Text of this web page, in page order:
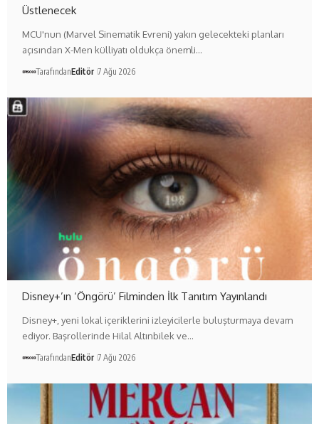
Üstlenecek
MCU'nun (Marvel Sinematik Evreni) yakın gelecekteki planları
açısından X-Men külliyatı oldukça önemli…
TarafındanEditör 7 Ağu 2026
Disney+’ın ‘Öngörü’ Filminden İlk Tanıtım Yayınlandı
Disney+, yeni lokal içeriklerini izleyicilerle buluşturmaya devam
ediyor. Başrollerinde Hilal Altınbilek ve…
TarafındanEditör 7 Ağu 2026